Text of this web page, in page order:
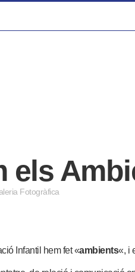
els
Fotogràfica
Infantil hem fet «ambients«, i